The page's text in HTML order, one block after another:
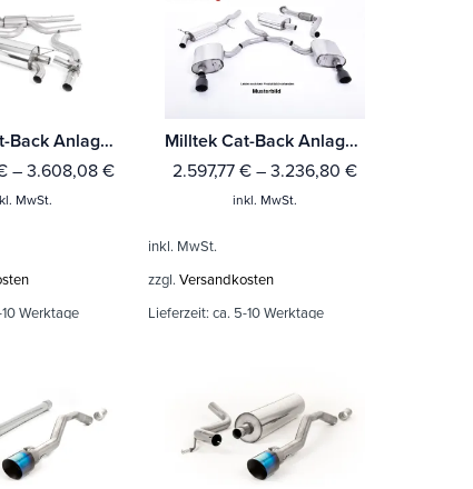
Milltek Cat-Back Anlage BMW 2 Series M2 Competition Coupé (F87) Mit TÜV / ECE Zulassung!
– 3.608,08 €
MwSt.
Werktage
Milltek Cat-Back Anlage Audi TT Mk3 TTRS 2.5TFSI Quattro (OPF/GPF Modelle)
2.597,77 € – 3.236,80 €
inkl. MwSt.
inkl. MwSt.
zzgl. Versandkosten
Lieferzeit: ca. 5-10 Werktage